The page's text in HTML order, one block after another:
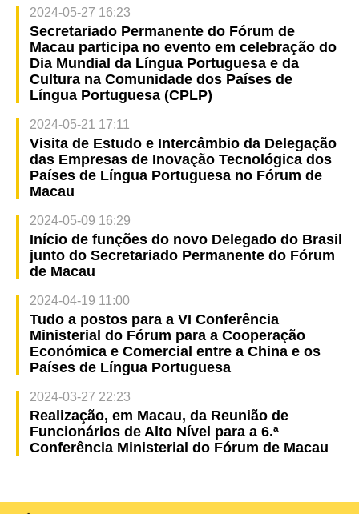
2024-05-27 16:23
Secretariado Permanente do Fórum de
Macau participa no evento em celebração do
Dia Mundial da Língua Portuguesa e da
Cultura na Comunidade dos Países de
Língua Portuguesa (CPLP)
2024-05-21 17:11
Visita de Estudo e Intercâmbio da Delegação
das Empresas de Inovação Tecnológica dos
Países de Língua Portuguesa no Fórum de
Macau
2024-05-09 16:29
Início de funções do novo Delegado do Brasil
junto do Secretariado Permanente do Fórum
de Macau
2024-04-19 11:00
Tudo a postos para a VI Conferência
Ministerial do Fórum para a Cooperação
Económica e Comercial entre a China e os
Países de Língua Portuguesa
2024-03-27 22:23
Realização, em Macau, da Reunião de
Funcionários de Alto Nível para a 6.ª
Conferência Ministerial do Fórum de Macau